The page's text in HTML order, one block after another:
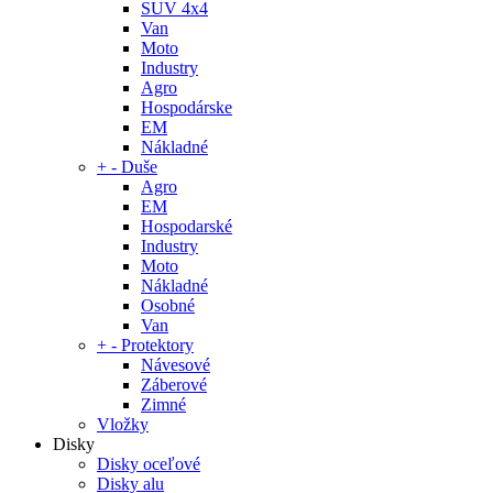
SUV 4x4
Van
Moto
Industry
Agro
Hospodárske
EM
Nákladné
+ - Duše
Agro
EM
Hospodarské
Industry
Moto
Nákladné
Osobné
Van
+ - Protektory
Návesové
Záberové
Zimné
Vložky
Disky
Disky oceľové
Disky alu